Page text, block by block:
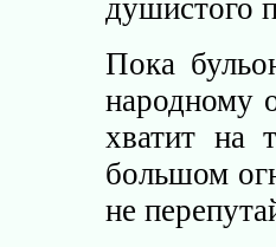
душистого
Пока
народному
хватит на
большом
не